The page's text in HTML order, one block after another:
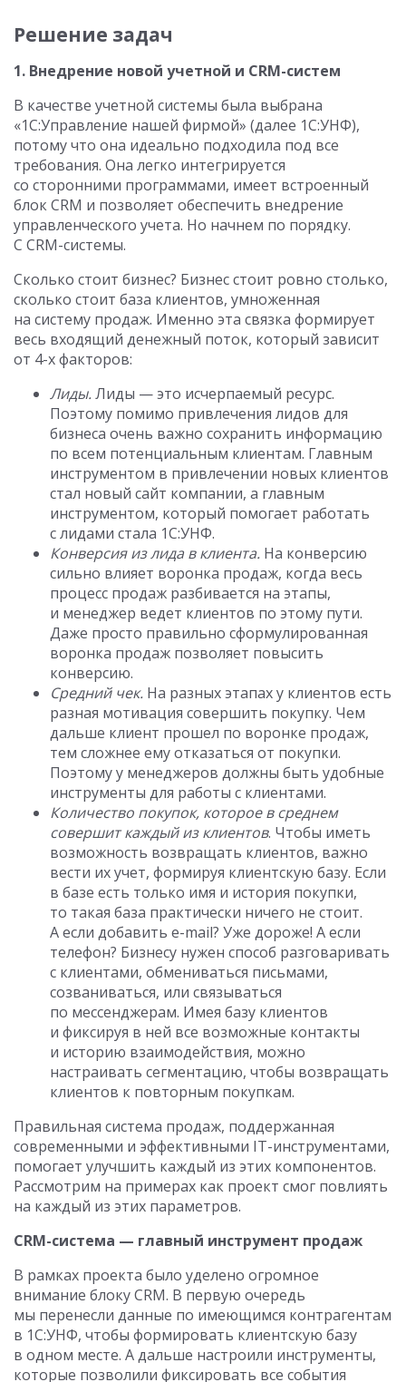
Решение задач
1. Внедрение новой учетной и CRM-систем
В качестве учетной системы была выбрана
«1С:Управление нашей фирмой» (далее 1С:УНФ),
потому что она идеально подходила под все
требования. Она легко интегрируется
со сторонними программами, имеет встроенный
блок CRM и позволяет обеспечить внедрение
управленческого учета. Но начнем по порядку.
С CRM-системы.
Сколько стоит бизнес? Бизнес стоит ровно столько,
сколько стоит база клиентов, умноженная
на систему продаж. Именно эта связка формирует
весь входящий денежный поток, который зависит
от 4-х факторов:
Лиды.Лиды — это исчерпаемый ресурс.
Поэтому помимо привлечения лидов для
бизнеса очень важно сохранить информацию
по всем потенциальным клиентам. Главным
инструментом в привлечении новых клиентов
стал новый сайт компании, а главным
инструментом, который помогает работать
с лидами стала 1С:УНФ.
Конверсия из лида в клиента. На конверсию
сильно влияет воронка продаж, когда весь
процесс продаж разбивается на этапы,
и менеджер ведет клиентов по этому пути.
Даже просто правильно сформулированная
воронка продаж позволяет повысить
конверсию.
Средний чек. На разных этапах у клиентов есть
разная мотивация совершить покупку. Чем
дальше клиент прошел по воронке продаж,
тем сложнее ему отказаться от покупки.
Поэтому у менеджеров должны быть удобные
инструменты для работы с клиентами.
Количество покупок, которое в среднем
совершит каждый из клиентов. Чтобы иметь
возможность возвращать клиентов, важно
вести их учет, формируя клиентскую базу. Если
в базе есть только имя и история покупки,
то такая база практически ничего не стоит.
А если добавить e-mail? Уже дороже! А если
телефон? Бизнесу нужен способ разговаривать
с клиентами, обмениваться письмами,
созваниваться, или связываться
по мессенджерам. Имея базу клиентов
и фиксируя в ней все возможные контакты
и историю взаимодействия, можно
настраивать сегментацию, чтобы возвращать
клиентов к повторным покупкам.
Правильная система продаж, поддержанная
современными и эффективными IT-инструментами,
помогает улучшить каждый из этих компонентов.
Рассмотрим на примерах как проект смог повлиять
на каждый из этих параметров.
CRM-система — главный инструмент продаж
В рамках проекта было уделено огромное
внимание блоку CRM. В первую очередь
мы перенесли данные по имеющимся контрагентам
в 1С:УНФ, чтобы формировать клиентскую базу
в одном месте. А дальше настроили инструменты,
которые позволили фиксировать все события